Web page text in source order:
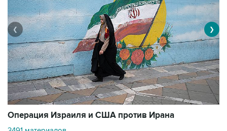
Операция Израиля и США против Ирана
❮ ❯